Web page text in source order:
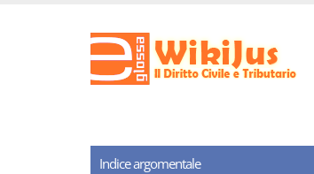
Indice argomentale